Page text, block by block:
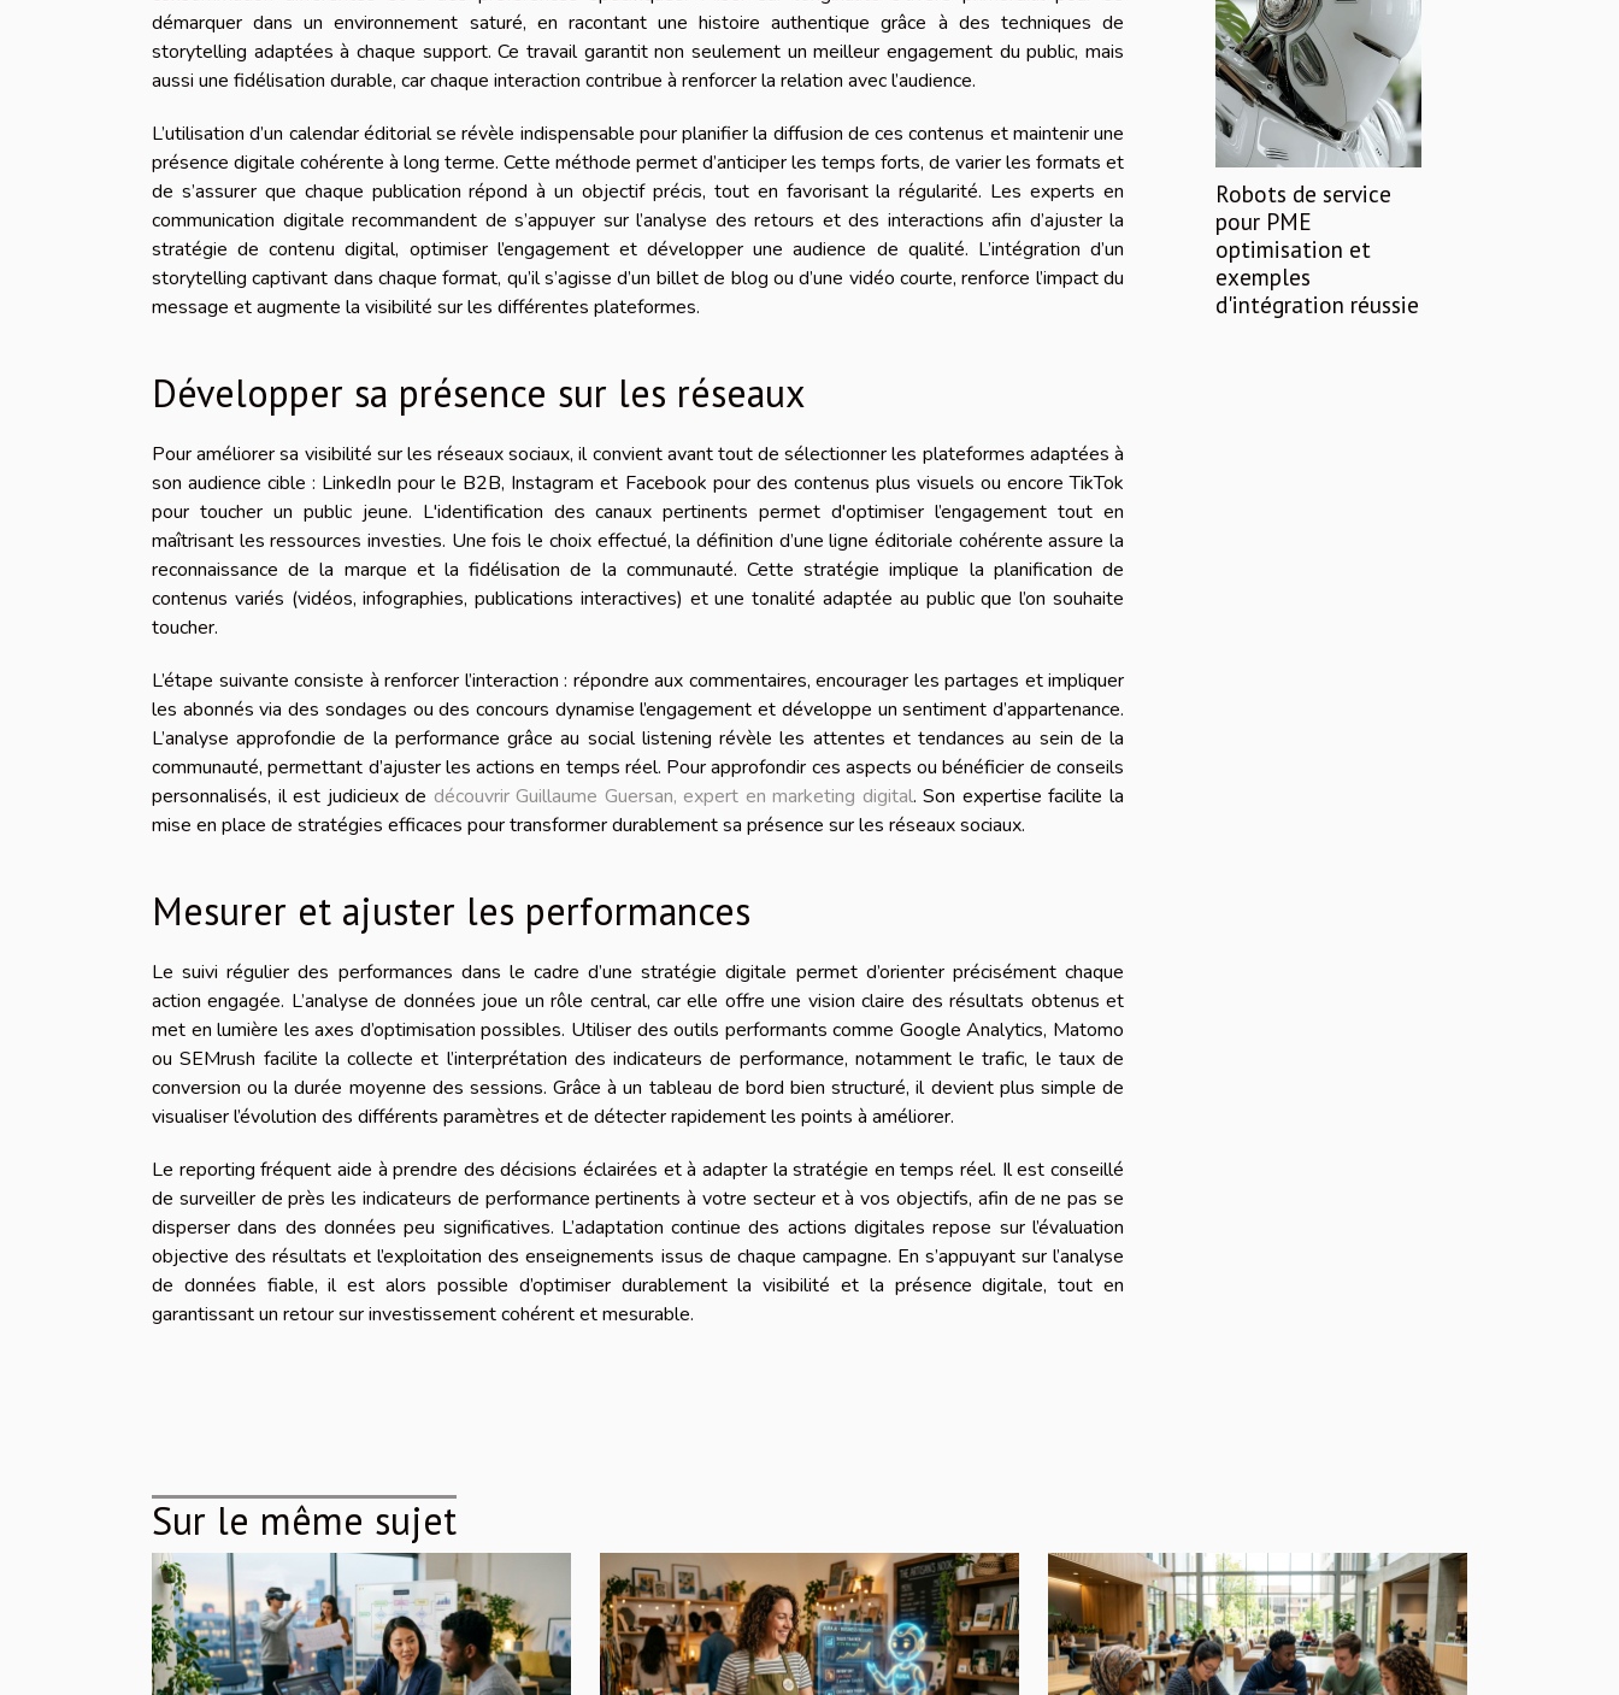
démarquer dans un environnement saturé, en racontant une histoire authentique grâce à des techniques de
storytelling adaptées à chaque support. Ce travail garantit non seulement un meilleur engagement du public, mais
aussi une fidélisation durable, car chaque interaction contribue à renforcer la relation avec l’audience.
L’utilisation d’un calendar éditorial se révèle indispensable pour planifier la diffusion de ces contenus et maintenir une
présence digitale cohérente à long terme. Cette méthode permet d’anticiper les temps forts, de varier les formats et
de s’assurer que chaque publication répond à un objectif précis, tout en favorisant la régularité. Les experts en
communication digitale recommandent de s’appuyer sur l’analyse des retours et des interactions afin d’ajuster la
stratégie de contenu digital, optimiser l’engagement et développer une audience de qualité. L’intégration d’un
storytelling captivant dans chaque format, qu’il s’agisse d’un billet de blog ou d’une vidéo courte, renforce l’impact du
message et augmente la visibilité sur les différentes plateformes.
Développer sa présence sur les réseaux
Pour améliorer sa visibilité sur les réseaux sociaux, il convient avant tout de sélectionner les plateformes adaptées à
son audience cible : LinkedIn pour le B2B, Instagram et Facebook pour des contenus plus visuels ou encore TikTok
pour toucher un public jeune. L'identification des canaux pertinents permet d'optimiser l’engagement tout en
maîtrisant les ressources investies. Une fois le choix effectué, la définition d’une ligne éditoriale cohérente assure la
reconnaissance de la marque et la fidélisation de la communauté. Cette stratégie implique la planification de
contenus variés (vidéos, infographies, publications interactives) et une tonalité adaptée au public que l’on souhaite
toucher.
L’étape suivante consiste à renforcer l’interaction : répondre aux commentaires, encourager les partages et impliquer
les abonnés via des sondages ou des concours dynamise l’engagement et développe un sentiment d’appartenance.
L’analyse approfondie de la performance grâce au social listening révèle les attentes et tendances au sein de la
communauté, permettant d’ajuster les actions en temps réel. Pour approfondir ces aspects ou bénéficier de conseils
personnalisés, il est judicieux de découvrir Guillaume Guersan, expert en marketing digital. Son expertise facilite la
mise en place de stratégies efficaces pour transformer durablement sa présence sur les réseaux sociaux.
Mesurer et ajuster les performances
Le suivi régulier des performances dans le cadre d’une stratégie digitale permet d’orienter précisément chaque
action engagée. L’analyse de données joue un rôle central, car elle offre une vision claire des résultats obtenus et
met en lumière les axes d’optimisation possibles. Utiliser des outils performants comme Google Analytics, Matomo
ou SEMrush facilite la collecte et l’interprétation des indicateurs de performance, notamment le trafic, le taux de
conversion ou la durée moyenne des sessions. Grâce à un tableau de bord bien structuré, il devient plus simple de
visualiser l’évolution des différents paramètres et de détecter rapidement les points à améliorer.
Le reporting fréquent aide à prendre des décisions éclairées et à adapter la stratégie en temps réel. Il est conseillé
de surveiller de près les indicateurs de performance pertinents à votre secteur et à vos objectifs, afin de ne pas se
disperser dans des données peu significatives. L’adaptation continue des actions digitales repose sur l’évaluation
objective des résultats et l’exploitation des enseignements issus de chaque campagne. En s’appuyant sur l’analyse
de données fiable, il est alors possible d’optimiser durablement la visibilité et la présence digitale, tout en
garantissant un retour sur investissement cohérent et mesurable.
Robots de service
pour PME
optimisation et
exemples
d'intégration réussie
Sur le même sujet